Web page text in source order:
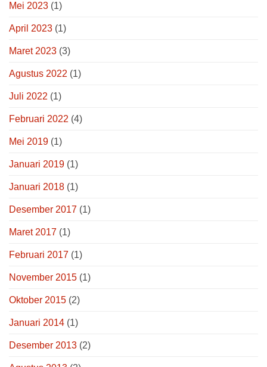
Mei 2023 (1)
April 2023 (1)
Maret 2023 (3)
Agustus 2022 (1)
Juli 2022 (1)
Februari 2022 (4)
Mei 2019 (1)
Januari 2019 (1)
Januari 2018 (1)
Desember 2017 (1)
Maret 2017 (1)
Februari 2017 (1)
November 2015 (1)
Oktober 2015 (2)
Januari 2014 (1)
Desember 2013 (2)